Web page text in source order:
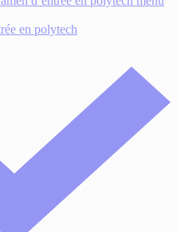
en polytech